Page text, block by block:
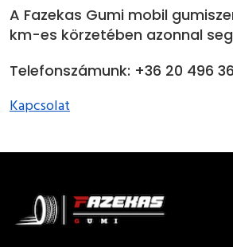
A Fazekas Gumi mobil
km-es körzetében azonnal
Telefonszámunk: +36 20 496
Kapcsolat